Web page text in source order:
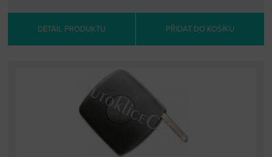
DETAIL PRODUKTU PŘIDAT DO KOŠÍKU